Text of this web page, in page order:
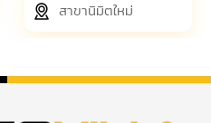
สาขานิมิตใหม่